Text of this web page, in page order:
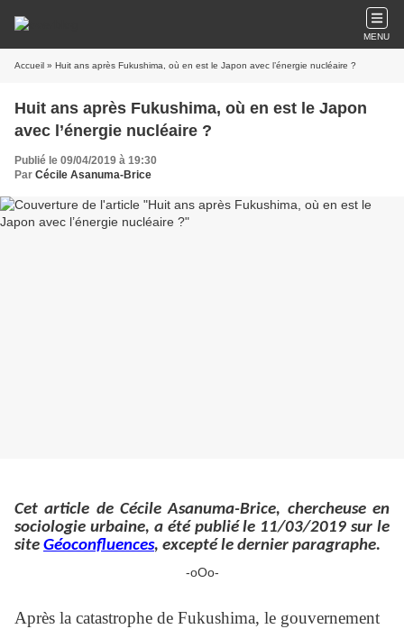
MENU
Accueil » Huit ans après Fukushima, où en est le Japon avec l’énergie nucléaire ?
Huit ans après Fukushima, où en est le Japon
avec l’énergie nucléaire ?
Publié le 09/04/2019 à 19:30
Par Cécile Asanuma-Brice
Cet article de Cécile Asanuma-Brice, chercheuse en
sociologie urbaine, a été publié le 11/03/2019 sur le
site Géoconfluences, excepté le dernier paragraphe.
-oOo-
Après la catastrophe de Fukushima, le gouvernement